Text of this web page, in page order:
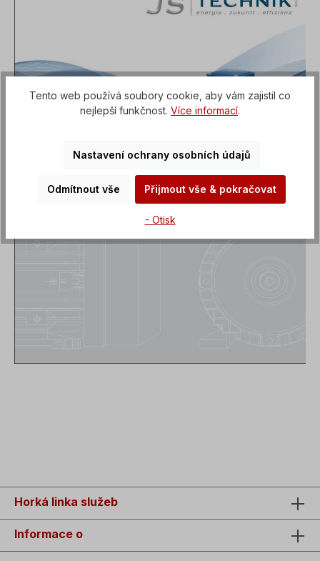
Horká linka služeb
Informace o
Tento web používá soubory cookie, aby vám zajistil co
nejlepší funkčnost. Více informací.
Nastavení ochrany osobních údajů
Odmítnout vše Přijmout vše & pokračovat
- Otisk